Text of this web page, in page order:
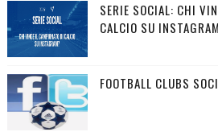
SERIE SOCIAL: CHI
CALCIO SU INSTAGRAM
FOOTBALL CLUBS